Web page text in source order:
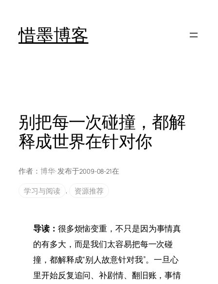
惜墨博客
别把每一次碰撞，都解
释成世界在针对你
作者： 博华· 发布于2009-08-21在
学习与阅读
, 资源推荐
导读： 很多烦恼变重，不只是因为事情真
的有多大，而是我们太容易把每一次碰
撞，都解释成“别人故意针对我”。一旦心
里开始反复追问、补剧情、翻旧账，事情